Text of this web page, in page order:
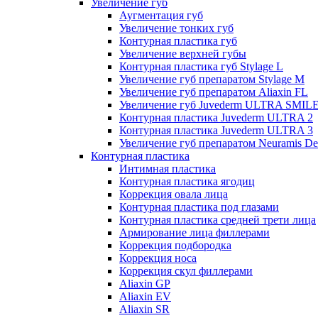
Увеличение губ
Аугментация губ
Увеличение тонких губ
Контурная пластика губ
Увеличение верхней губы
Контурная пластика губ Stylage L
Увеличение губ препаратом Stylage M
Увеличение губ препаратом Aliaxin FL
Увеличение губ Juvederm ULTRA
Контурная пластика Juvederm ULTRA 2
Контурная пластика Juvederm ULTRA 3
Увеличение губ препаратом Neuramis
Контурная пластика
Интимная пластика
Контурная пластика ягодиц
Коррекция овала лица
Контурная пластика под глазами
Контурная пластика средней трети лица
Армирование лица филлерами
Коррекция подбородка
Коррекция носа
Коррекция скул филлерами
Aliaxin GP
Aliaxin EV
Aliaxin SR